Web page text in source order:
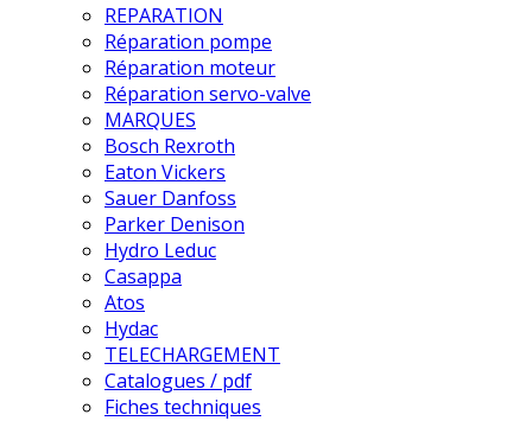
REPARATION
Réparation pompe
Réparation moteur
Réparation servo-valve
MARQUES
Bosch Rexroth
Eaton Vickers
Sauer Danfoss
Parker Denison
Hydro Leduc
Casappa
Atos
Hydac
TELECHARGEMENT
Catalogues / pdf
Fiches techniques